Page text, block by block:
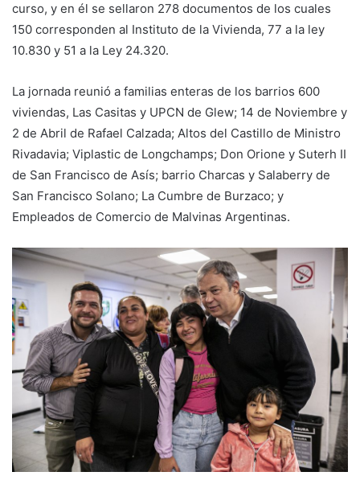
curso, y en él se sellaron 278 documentos de los cuales
150 corresponden al Instituto de la Vivienda, 77 a la ley
10.830 y 51 a la Ley 24.320.
La jornada reunió a familias enteras de los barrios 600
viviendas, Las Casitas y UPCN de Glew; 14 de Noviembre y
2 de Abril de Rafael Calzada; Altos del Castillo de Ministro
Rivadavia; Viplastic de Longchamps; Don Orione y Suterh II
de San Francisco de Asís; barrio Charcas y Salaberry de
San Francisco Solano; La Cumbre de Burzaco; y
Empleados de Comercio de Malvinas Argentinas.